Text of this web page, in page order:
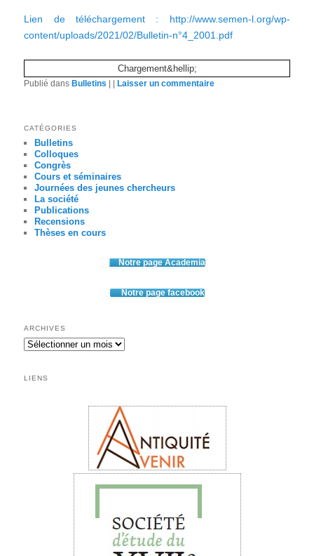
Lien de téléchargement : http://www.semen-l.org/wp-
content/uploads/2021/02/Bulletin-n°4_2001.pdf
Chargement&hellip;
Publié dans Bulletins Laisser un commentaire
CATÉGORIES
Bulletins
Colloques
Congrès
Cours et séminaires
Journées des jeunes chercheurs
La société
Publications
Recensions
Thèses en cours
Notre page Academia
Notre page facebook
ARCHIVES
Archives
LIENS